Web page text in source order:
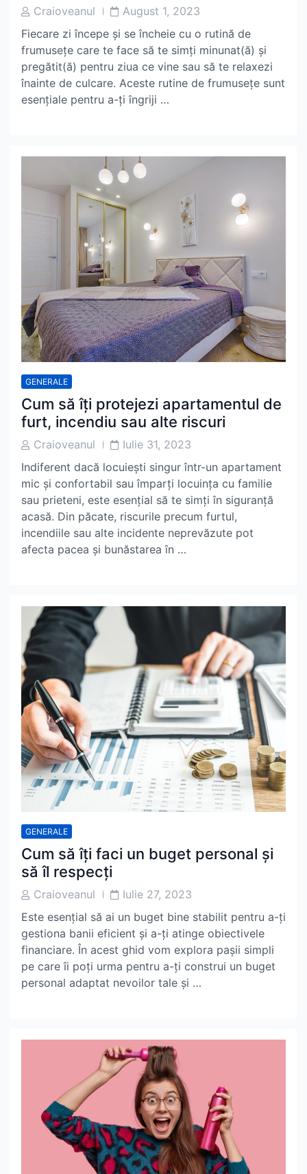
PostCraioveanul
PostAugust 1, 2023
Fiecare zi începe și se încheie cu o rutină de
frumusețe care te face să te simți minunat(ă) și
pregătit(ă) pentru ziua ce vine sau să te relaxezi
înainte de culcare. Aceste rutine de frumusețe sunt
esențiale pentru a-ți îngriji …
GENERALE
Cum să îți protejezi apartamentul de
furt, incendiu sau alte riscuri
PostCraioveanul
PostIulie 31, 2023
Indiferent dacă locuiești singur într-un apartament
mic și confortabil sau împarți locuința cu familie
sau prieteni, este esențial să te simți în siguranță
acasă. Din păcate, riscurile precum furtul,
incendiile sau alte incidente neprevăzute pot
afecta pacea și bunăstarea în …
GENERALE
Cum să îți faci un buget personal și
să îl respecți
PostCraioveanul
PostIulie 27, 2023
Este esențial să ai un buget bine stabilit pentru a-ți
gestiona banii eficient și a-ți atinge obiectivele
financiare. În acest ghid vom explora pașii simpli
pe care îi poți urma pentru a-ți construi un buget
personal adaptat nevoilor tale și …